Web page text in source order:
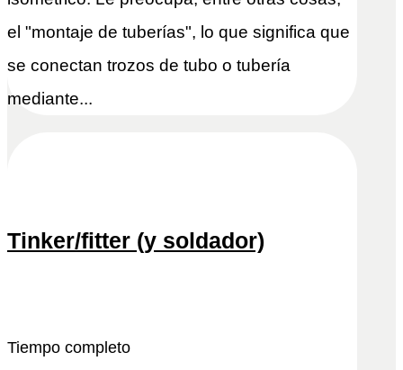
el "montaje de tuberías", lo que significa que
se conectan trozos de tubo o tubería
mediante...
Tinker/fitter (y soldador)
Tiempo completo